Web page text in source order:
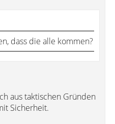
dass die alle kommen?
aus taktischen Gründen
Sicherheit.